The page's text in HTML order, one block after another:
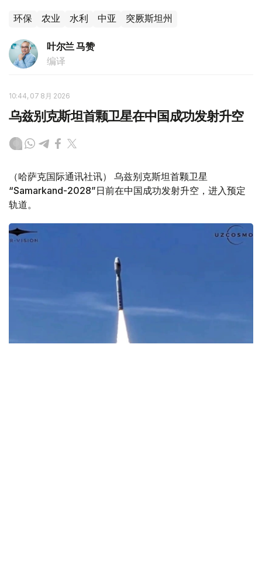
环保 农业 水利 中亚 突厥斯坦州
叶尔兰 马赞
编译
10:44, 07 8月 2026
乌兹别克斯坦首颗卫星在中国成功发射升空
（哈萨克国际通讯社讯） 乌兹别克斯坦首颗卫星
“Samarkand-2028”日前在中国成功发射升空，进入预定
轨道。